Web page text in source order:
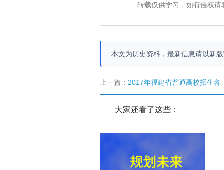
转载仅供学习，如有侵权
本文为历史资料，最新信息请以新
上一篇： 2017年福建省普通高校招生各类录取控制分数线公布
大家还看了这些：